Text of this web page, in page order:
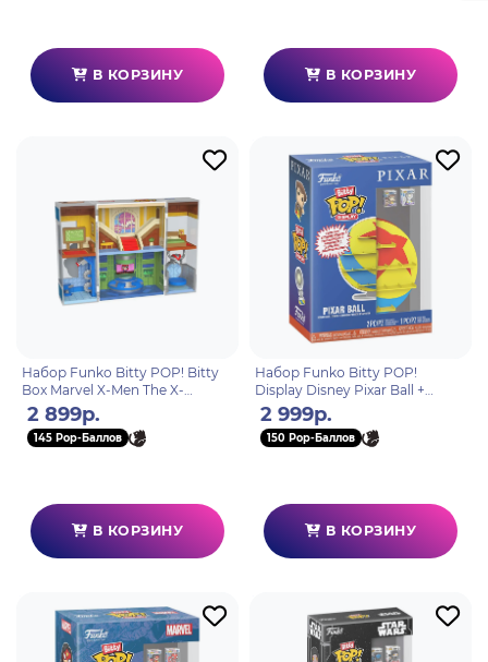
В КОРЗИНУ В КОРЗИНУ
Набор Funko Bitty POP! Bitty
Box Marvel X-Men The X-
Mansion+Professor X+Wolverine
91389
2 899р.
145 Pop-Баллов
В КОРЗИНУ
Набор Funko Bitty POP!
Display Disney Pixar Ball +
2Bitty POP! Woody on Ball,
Luxo on Ball 85513
2 999р.
150 Pop-Баллов
В КОРЗИНУ